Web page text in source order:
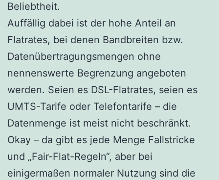
Beliebtheit.
Auffällig dabei ist der hohe Anteil an
Flatrates, bei denen Bandbreiten bzw.
Datenübertragungsmengen ohne
nennenswerte Begrenzung angeboten
werden. Seien es DSL-Flatrates, seien es
UMTS-Tarife oder Telefontarife – die
Datenmenge ist meist nicht beschränkt.
Okay – da gibt es jede Menge Fallstricke
und „Fair-Flat-Regeln“, aber bei
einigermaßen normaler Nutzung sind die